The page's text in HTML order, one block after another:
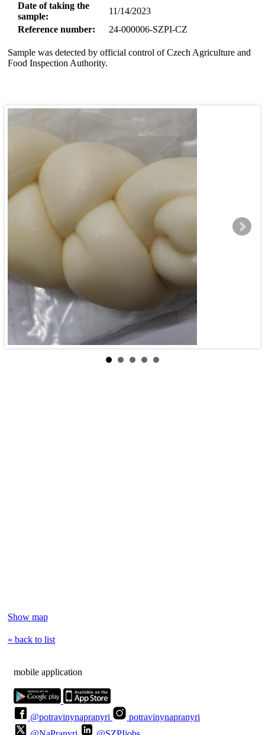
Date of taking the
sample:
11/14/2023
Reference number:
24-000006-SZPI-CZ
Sample was detected by official control of Czech Agriculture and
Food Inspection Authority.
Show map
« back to list
mobile application
@potravinynapranyri
potravinynapranyri